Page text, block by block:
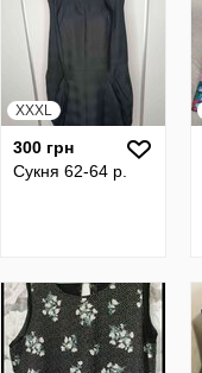
XXXL
300 грн
Сукня 62-64 р.